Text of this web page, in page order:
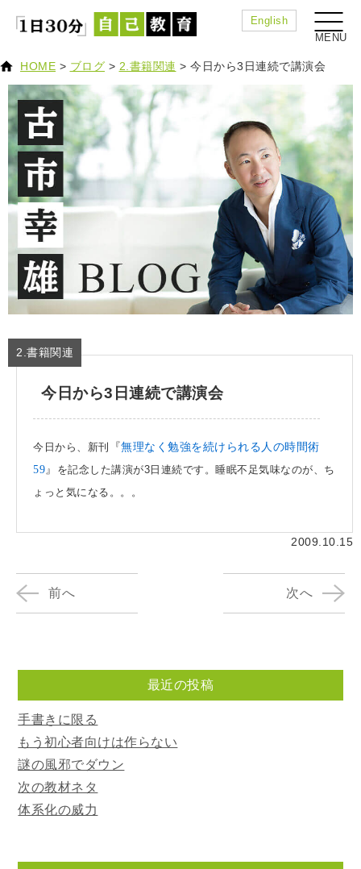
English
HOME > ブログ > 2.書籍関連 > 今日から3日連続で講演会
2.書籍関連
今日から3日連続で講演会
今日から、新刊 『無理なく勉強を続けられる人の時間術
59』 を記念した講演が3日連続です。睡眠不足気味なのが、ち
ょっと気になる。。。
2009.10.15
前へ 次へ
最近の投稿
手書きに限る
もう初心者向けは作らない
謎の風邪でダウン
次の教材ネタ
体系化の威力